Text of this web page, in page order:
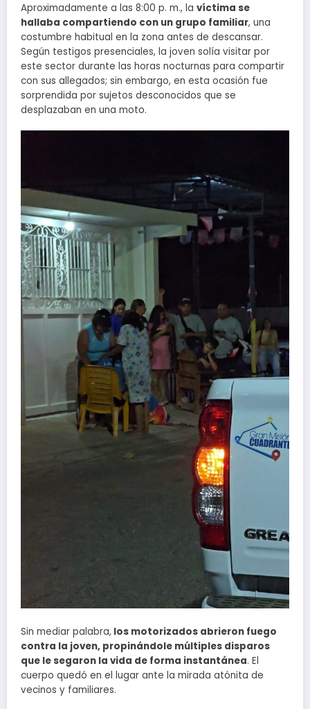
Aproximadamente a las 8:00 p. m., la víctima se
hallaba compartiendo con un grupo familiar, una
costumbre habitual en la zona antes de descansar.
Según testigos presenciales, la joven solía visitar por
este sector durante las horas nocturnas para compartir
con sus allegados; sin embargo, en esta ocasión fue
sorprendida por sujetos desconocidos que se
desplazaban en una moto.
Sin mediar palabra, los motorizados abrieron fuego
contra la joven, propinándole múltiples disparos
que le segaron la vida de forma instantánea. El
cuerpo quedó en el lugar ante la mirada atónita de
vecinos y familiares.